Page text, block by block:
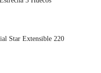
Star Extensible 220